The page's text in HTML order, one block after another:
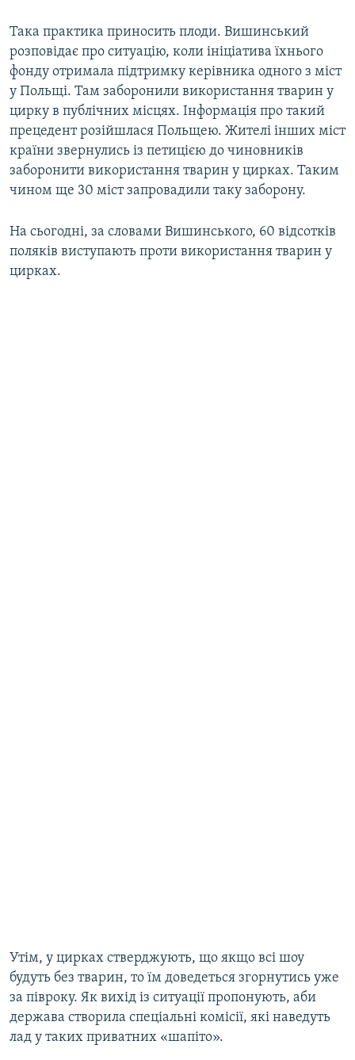
Така практика приносить плоди. Вишинський
розповідає про ситуацію, коли ініціатива їхнього
фонду отримала підтримку керівника одного з міст
у Польщі. Там заборонили використання тварин у
цирку в публічних місцях. Інформація про такий
прецедент розійшлася Польщею. Жителі інших міст
країни звернулись із петицією до чиновників
заборонити використання тварин у цирках. Таким
чином ще 30 міст запровадили таку заборону.
На сьогодні, за словами Вишинського, 60 відсотків
поляків виступають проти використання тварин у
цирках.
Утім, у цирках стверджують, що якщо всі шоу
будуть без тварин, то їм доведеться згорнутись уже
за півроку. Як вихід із ситуації пропонують, аби
держава створила спеціальні комісії, які наведуть
лад у таких приватних «шапіто».